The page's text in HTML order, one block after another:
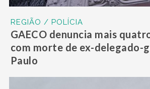
REGIÃO / POLÍCIA
GAECO denuncia mais
com morte de ex-delegado-
Paulo